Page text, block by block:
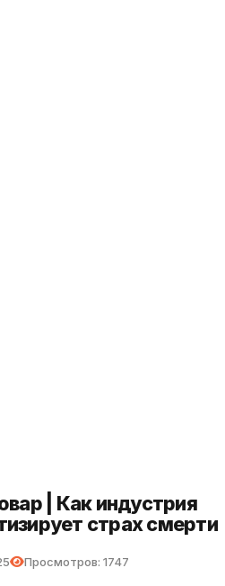
| Как индустрия
страх смерти
Просмотров: 1747